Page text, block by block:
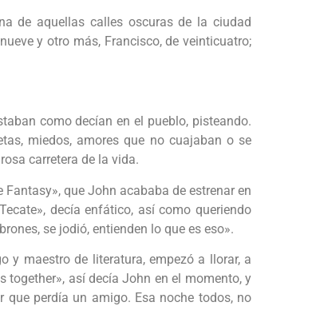
de aquellas calles oscuras de la ciudad
y otro más, Francisco, de veinticuatro;
como decían en el pueblo, pisteando.
miedos, amores que no cuajaban o se
carretera de la vida.
que John acababa de estrenar en
decía enfático, así como queriendo
se jodió, entienden lo que es eso».
y maestro de literatura, empezó a llorar, a
together», así decía John en el momento, y
que perdía un amigo. Esa noche todos, no